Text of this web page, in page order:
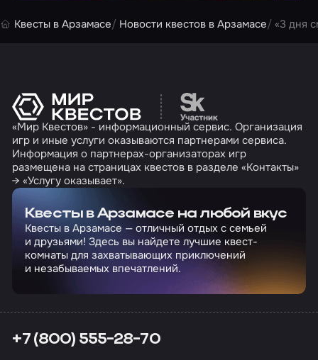
Квесты в Арзамасе Новости квестов в Арзамасе «3 дня
Перейти на сайт
«Мир Квестов» - информационный сервис. Организация
игр и иные услуги оказываются партнерами сервиса.
Информация о партнерах-организаторах игр
размещена на страницах квестов в разделе «Контакты»
→ «Услугу оказывает».
Квесты в Арзамасе на любой вкус
Квесты в Арзамасе — отличный отдых с семьей
и друзьями! Здесь вы найдете лучшие квест-
комнаты для захватывающих приключений
и незабываемых впечатлений.
+7 (800) 555-28-70